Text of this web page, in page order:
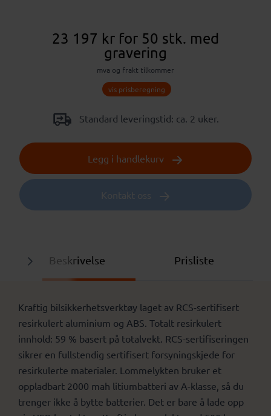
23 197 kr for 50 stk. med
gravering
mva og frakt tilkommer
vis prisberegning
Standard leveringstid: ca. 2 uker.
Legg i handlekurv
Kontakt oss
Beskrivelse Prisliste
Kraftig bilsikkerhetsverktøy laget av RCS-sertifisert
resirkulert aluminium og ABS. Totalt resirkulert
innhold: 59 % basert på totalvekt. RCS-sertifiseringen
sikrer en fullstendig sertifisert forsyningskjede for
resirkulerte materialer. Lommelykten bruker et
oppladbart 2000 mah litiumbatteri av A-klasse, så du
trenger ikke å bytte batterier. Det er bare å lade opp